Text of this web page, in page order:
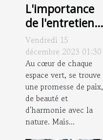
L'importance
de l'entretien
régulier pour
préserver la
beauté de
votre jardin
Vendredi 15
décembre 2023 01:30
Au cœur de chaque
espace vert, se trouve
une promesse de paix,
de beauté et
d'harmonie avec la
nature. Mais...